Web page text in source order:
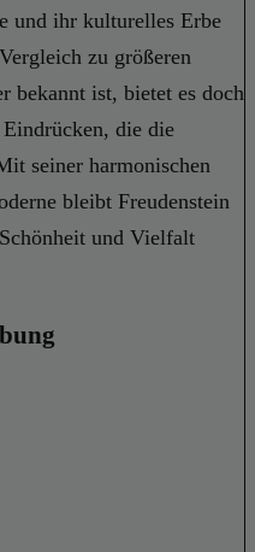
und ihr kulturelles Erbe
zu größeren
bekannt ist, bietet es doch
die die
seiner harmonischen
bleibt Freudenstein
und Vielfalt